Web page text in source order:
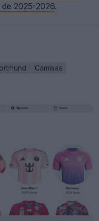
2025-2026.
Camisas